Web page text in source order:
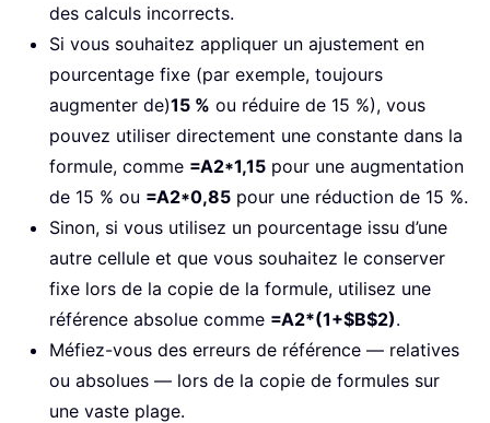
des calculs incorrects.
Si vous souhaitez appliquer un ajustement en
pourcentage fixe (par exemple, toujours
augmenter de)15 % ou réduire de 15 %), vous
pouvez utiliser directement une constante dans la
formule, comme =A2*1,15 pour une augmentation
de 15 % ou =A2*0,85 pour une réduction de 15 %.
Sinon, si vous utilisez un pourcentage issu d’une
autre cellule et que vous souhaitez le conserver
fixe lors de la copie de la formule, utilisez une
référence absolue comme =A2*(1+$B$2).
Méfiez-vous des erreurs de référence — relatives
ou absolues — lors de la copie de formules sur
une vaste plage.